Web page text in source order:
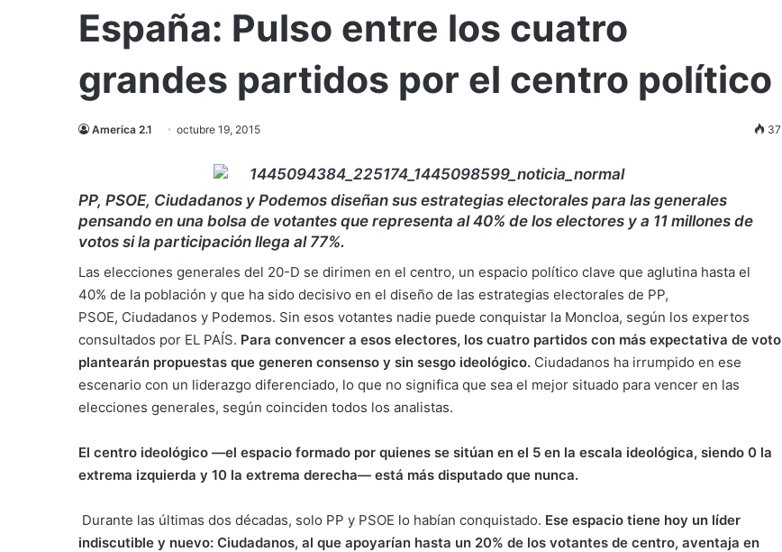
España: Pulso entre los cuatro
grandes partidos por el centro político
America 2.1 octubre 19, 2015 37
PP, PSOE, Ciudadanos y Podemos diseñan sus estrategias electorales para las generales
pensando en una bolsa de votantes que representa al 40% de los electores y a 11 millones de
votos si la participación llega al 77%.
Las elecciones generales del 20-D se dirimen en el centro, un espacio político clave que aglutina hasta el
40% de la población y que ha sido decisivo en el diseño de las estrategias electorales de PP,
PSOE, Ciudadanos y Podemos. Sin esos votantes nadie puede conquistar la Moncloa, según los expertos
consultados por EL PAÍS. Para convencer a esos electores, los cuatro partidos con más expectativa de voto
plantearán propuestas que generen consenso y sin sesgo ideológico. Ciudadanos ha irrumpido en ese
escenario con un liderazgo diferenciado, lo que no significa que sea el mejor situado para vencer en las
elecciones generales, según coinciden todos los analistas.
El centro ideológico —el espacio formado por quienes se sitúan en el 5 en la escala ideológica, siendo 0 la
extrema izquierda y 10 la extrema derecha— está más disputado que nunca.
Durante las últimas dos décadas, solo PP y PSOE lo habían conquistado. Ese espacio tiene hoy un líder
indiscutible y nuevo: Ciudadanos, al que apoyarían hasta un 20% de los votantes de centro, aventaja en